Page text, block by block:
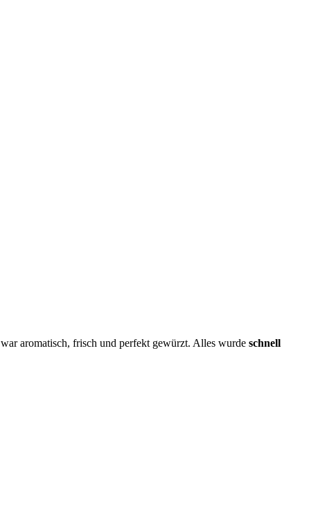
war aromatisch, frisch und perfekt gewürzt. Alles wurde schnell